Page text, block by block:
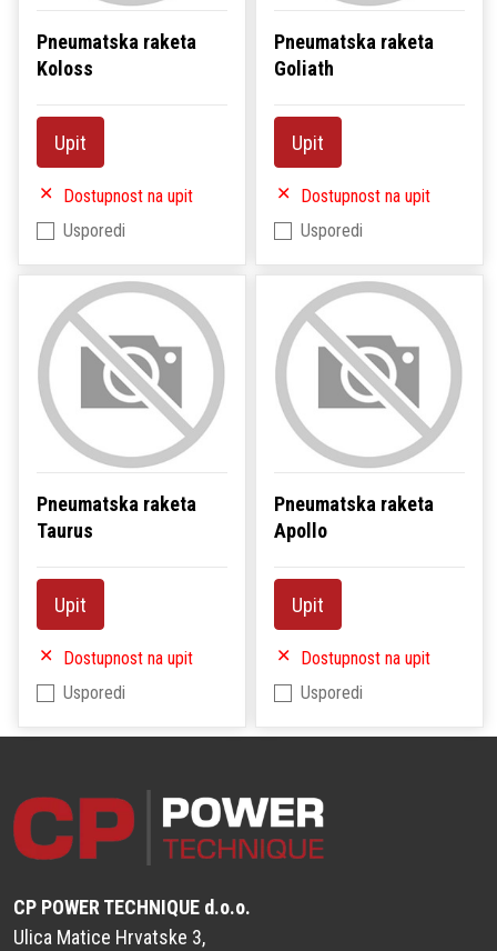
Pneumatska raketa
Koloss
Upit
Dostupnost na upit
Usporedi
Pneumatska raketa
Goliath
Upit
Dostupnost na upit
Usporedi
Pneumatska raketa
Taurus
Upit
Dostupnost na upit
Usporedi
Pneumatska raketa
Apollo
Upit
Dostupnost na upit
Usporedi
CP POWER TECHNIQUE d.o.o.
Ulica Matice Hrvatske 3,